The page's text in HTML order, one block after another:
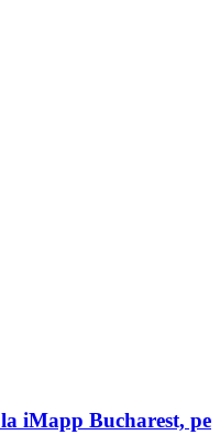
iMapp Bucharest, pe